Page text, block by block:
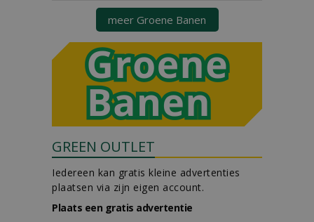
meer Groene Banen
GREEN OUTLET
Iedereen kan gratis kleine advertenties
plaatsen via zijn eigen account.
Plaats een gratis advertentie